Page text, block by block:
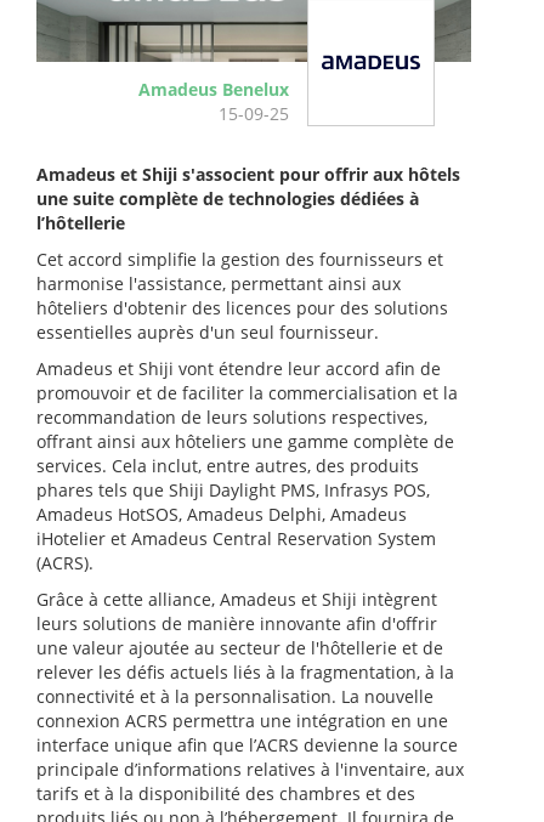
Amadeus Benelux
15-09-25
Amadeus et Shiji s'associent pour offrir aux hôtels
une suite complète de technologies dédiées à
l’hôtellerie
Cet accord simplifie la gestion des fournisseurs et
harmonise l'assistance, permettant ainsi aux
hôteliers d'obtenir des licences pour des solutions
essentielles auprès d'un seul fournisseur.
Amadeus et Shiji vont étendre leur accord afin de
promouvoir et de faciliter la commercialisation et la
recommandation de leurs solutions respectives,
offrant ainsi aux hôteliers une gamme complète de
services. Cela inclut, entre autres, des produits
phares tels que Shiji Daylight PMS, Infrasys POS,
Amadeus HotSOS, Amadeus Delphi, Amadeus
iHotelier et Amadeus Central Reservation System
(ACRS).
Grâce à cette alliance, Amadeus et Shiji intègrent
leurs solutions de manière innovante afin d'offrir
une valeur ajoutée au secteur de l'hôtellerie et de
relever les défis actuels liés à la fragmentation, à la
connectivité et à la personnalisation. La nouvelle
connexion ACRS permettra une intégration en une
interface unique afin que l’ACRS devienne la source
principale d’informations relatives à l'inventaire, aux
tarifs et à la disponibilité des chambres et des